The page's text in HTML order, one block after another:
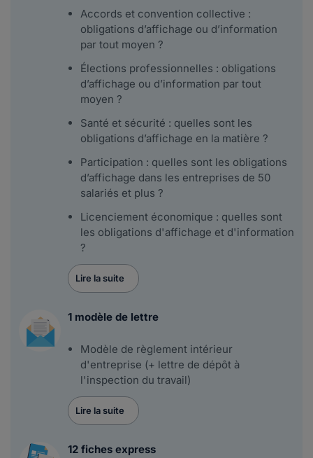
Accords et convention collective :
obligations d’affichage ou d’information
par tout moyen ?
Élections professionnelles : obligations
d’affichage ou d’information par tout
moyen ?
Santé et sécurité : quelles sont les
obligations d’affichage en la matière ?
Participation : quelles sont les obligations
d’affichage dans les entreprises de 50
salariés et plus ?
Licenciement économique : quelles sont
les obligations d'affichage et d'information
?
Lire la suite
1 modèle de lettre
Modèle de règlement intérieur
d'entreprise (+ lettre de dépôt à
l'inspection du travail)
Lire la suite
12 fiches express